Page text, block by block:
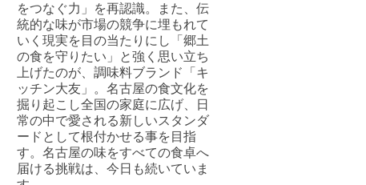
をつなぐ力」を再認識。また、伝
統的な味が市場の競争に埋もれて
いく現実を目の当たりにし「郷土
の食を守りたい」と強く思い立ち
上げたのが、調味料ブランド「キ
ッチン大友」。名古屋の食文化を
掘り起こし全国の家庭に広げ、日
常の中で愛される新しいスタンダ
ードとして根付かせる事を目指
す。名古屋の味をすべての食卓へ
届ける挑戦は、今日も続いていま